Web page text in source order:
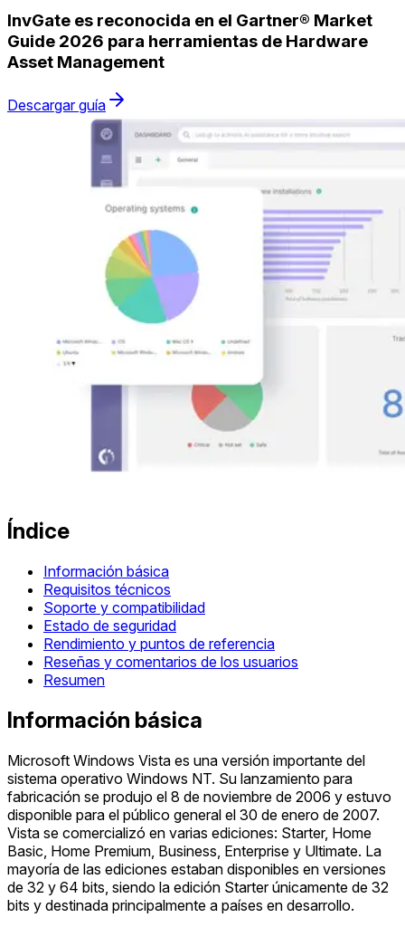
InvGate es reconocida en el Gartner® Market
Guide 2026 para herramientas de Hardware
Asset Management
Descargar guía
Índice
Información básica
Requisitos técnicos
Soporte y compatibilidad
Estado de seguridad
Rendimiento y puntos de referencia
Reseñas y comentarios de los usuarios
Resumen
Información básica
Microsoft Windows Vista es una versión importante del
sistema operativo Windows NT. Su lanzamiento para
fabricación se produjo el 8 de noviembre de 2006 y estuvo
disponible para el público general el 30 de enero de 2007.
Vista se comercializó en varias ediciones: Starter, Home
Basic, Home Premium, Business, Enterprise y Ultimate. La
mayoría de las ediciones estaban disponibles en versiones
de 32 y 64 bits, siendo la edición Starter únicamente de 32
bits y destinada principalmente a países en desarrollo.